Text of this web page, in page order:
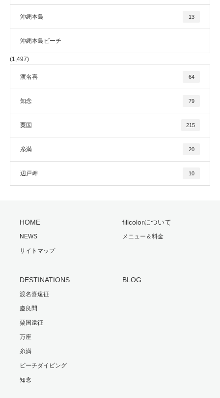
沖縄本島 13
沖縄本島ビーチ
(1,497)
渡名喜 64
知念 79
粟国 215
糸満 20
辺戸岬 10
HOME
NEWS
サイトマップ
fillcolorについて
メニュー＆料金
DESTINATIONS
渡名喜遠征
慶良間
粟国遠征
万座
糸満
ビーチダイビング
知念
BLOG